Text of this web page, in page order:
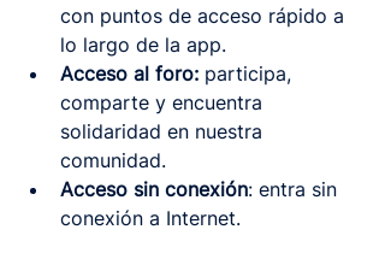
con puntos de acceso rápido a
lo largo de la app.
Acceso al foro: participa,
comparte y encuentra
solidaridad en nuestra
comunidad.
Acceso sin conexión: entra sin
conexión a Internet.